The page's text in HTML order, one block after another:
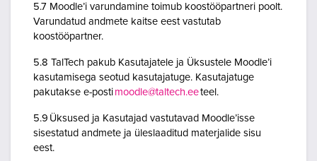
5.7 Moodle’i varundamine toimub koostööpartneri poolt.
Varundatud andmete kaitse eest vastutab
koostööpartner.
5.8 TalTech pakub Kasutajatele ja Üksustele Moodle’i
kasutamisega seotud kasutajatuge. Kasutajatuge
pakutakse e-posti moodle@taltech.eeteel.
5.9 Üksused ja Kasutajad vastutavad Moodle’isse
sisestatud andmete ja üleslaaditud materjalide sisu
eest.